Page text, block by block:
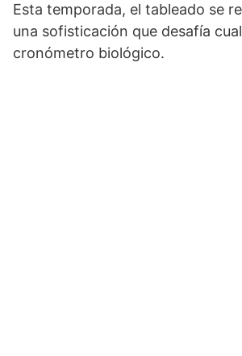
Esta temporada, el tableado se
una sofisticación que desafía
cronómetro biológico.